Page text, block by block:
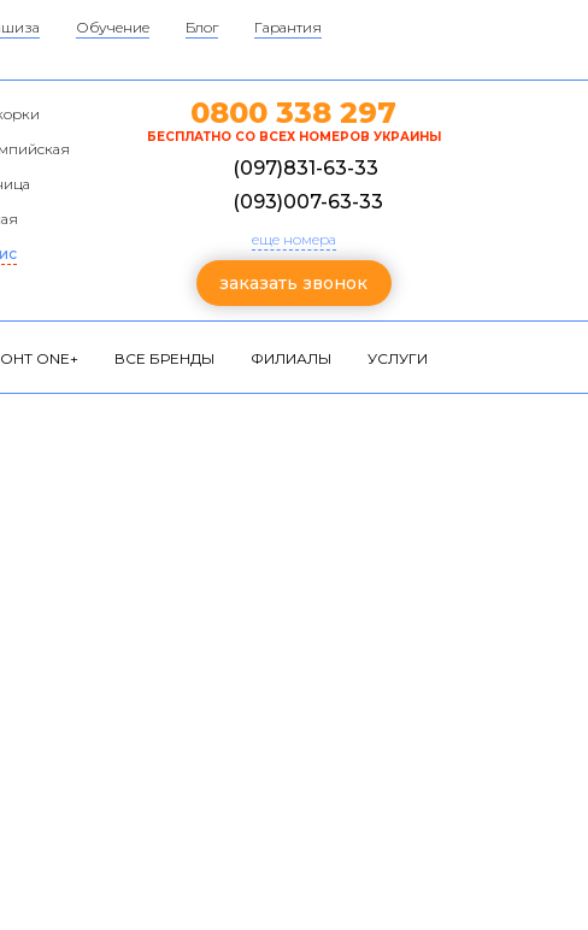
Обучение Блог
Гарантия
0800 338 297
БЕСПЛАТНО СО ВСЕХ НОМЕРОВ УКРАИНЫ
(097)831-63-33
(093)007-63-33
еще номера
заказать звонок
ONE+ ВСЕ БРЕНДЫ ФИЛИАЛЫ УСЛУГИ